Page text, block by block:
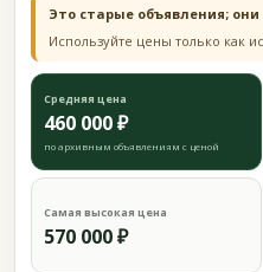
Это старые объявления;
Используйте цены только как
Средняя цена
460 000 ₽
по архивным объявлениям с ценой
Самая высокая цена
570 000 ₽